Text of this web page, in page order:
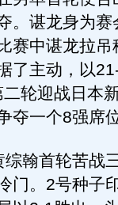
。谌龙身为赛
赛中谌龙拉吊
了主动，以
轮迎战日本
夺一个8强席
翰首轮苦战
门。2号种子